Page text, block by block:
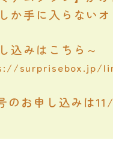
か手に入らない
込みはこちら～
surprisebox.jp/
のお申し込みは